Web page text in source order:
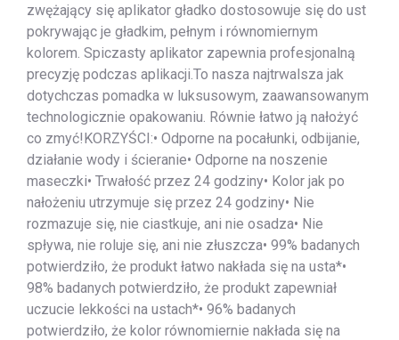
zwężający się aplikator gładko dostosowuje się do ust
pokrywając je gładkim, pełnym i równomiernym
kolorem. Spiczasty aplikator zapewnia profesjonalną
precyzję podczas aplikacji.To nasza najtrwalsza jak
dotychczas pomadka w luksusowym, zaawansowanym
technologicznie opakowaniu. Równie łatwo ją nałożyć
co zmyć!KORZYŚCI:• Odporne na pocałunki, odbijanie,
działanie wody i ścieranie• Odporne na noszenie
maseczki• Trwałość przez 24 godziny• Kolor jak po
nałożeniu utrzymuje się przez 24 godziny• Nie
rozmazuje się, nie ciastkuje, ani nie osadza• Nie
spływa, nie roluje się, ani nie złuszcza• 99% badanych
potwierdziło, że produkt łatwo nakłada się na usta*•
98% badanych potwierdziło, że produkt zapewniał
uczucie lekkości na ustach*• 96% badanych
potwierdziło, że kolor równomiernie nakłada się na